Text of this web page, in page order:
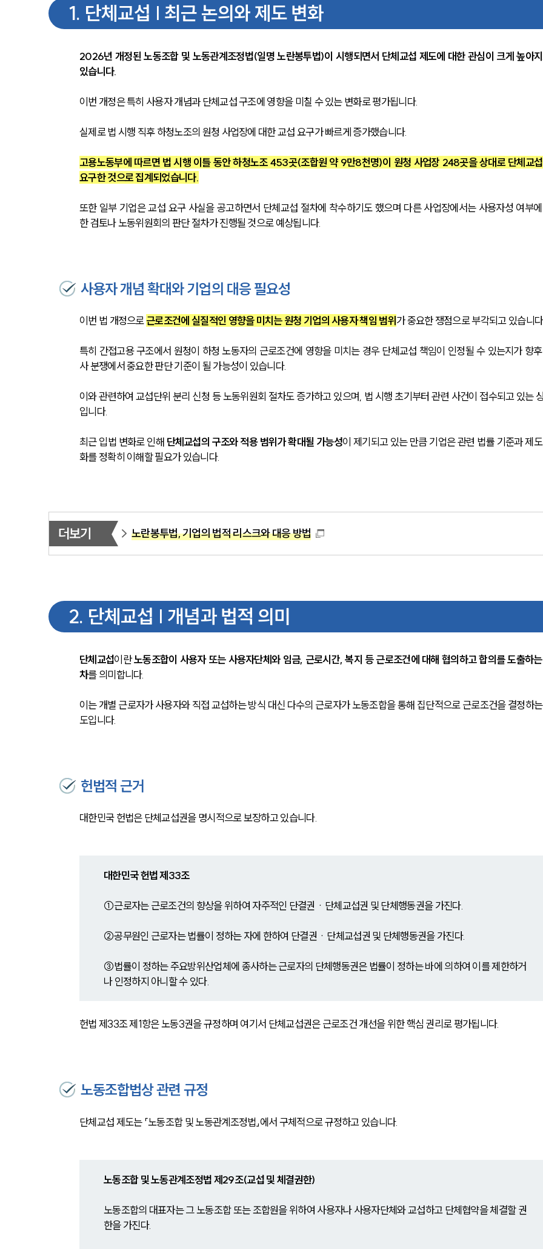
1. 단체교섭 | 최근 논의와 제도 변화
2026년 개정된 노동조합 및 노동관계조정법(일명 노란봉투법)이 시행되면서 단체교섭 제도에 대한 관심이 크게 높아
있습니다.
이번 개정은 특히 사용자 개념과 단체교섭 구조에 영향을 미칠 수 있는 변화로 평가됩니다.
실제로 법 시행 직후 하청노조의 원청 사업장에 대한 교섭 요구가 빠르게 증가했습니다.
고용노동부에 따르면 법 시행 이틀 동안 하청노조 453곳(조합원 약 9만8천명)이 원청 사업장 248곳을 상대로 단체교
요구한 것으로 집계되었습니다.
또한 일부 기업은 교섭 요구 사실을 공고하면서 단체교섭 절차에 착수하기도 했으며 다른 사업장에서는 사용자성 여부
한 검토나 노동위원회의 판단 절차가 진행될 것으로 예상됩니다.
사용자 개념 확대와 기업의 대응 필요성
이번 법 개정으로 근로조건에 실질적인 영향을 미치는 원청 기업의 사용자 책임 범위 가 중요한 쟁점으로 부각되고 있습니다.
특히 간접고용 구조에서 원청이 하청 노동자의 근로조건에 영향을 미치는 경우 단체교섭 책임이 인정될 수 있는지가 향
사 분쟁에서 중요한 판단 기준이 될 가능성이 있습니다.
이와 관련하여 교섭단위 분리 신청 등 노동위원회 절차도 증가하고 있으며, 법 시행 초기부터 관련 사건이 접수되고 있는
입니다.
최근 입법 변화로 인해 단체교섭의 구조와 적용 범위가 확대될 가능성이 제기되고 있는 만큼 기업은 관련 법률 기준과 제
화를 정확히 이해할 필요가 있습니다.
더보기 노란봉투법, 기업의 법적 리스크와 대응 방법
2. 단체교섭 | 개념과 법적 의미
단체교섭이란 노동조합이 사용자 또는 사용자단체와 임금, 근로시간, 복지 등 근로조건에 대해 협의하고 합의를 도출하
차를 의미합니다.
이는 개별 근로자가 사용자와 직접 교섭하는 방식 대신 다수의 근로자가 노동조합을 통해 집단적으로 근로조건을 결정하
도입니다.
헌법적 근거
대한민국 헌법은 단체교섭권을 명시적으로 보장하고 있습니다.
대한민국 헌법 제33조
①근로자는 근로조건의 향상을 위하여 자주적인 단결권ㆍ단체교섭권 및 단체행동권을 가진다.
②공무원인 근로자는 법률이 정하는 자에 한하여 단결권ㆍ단체교섭권 및 단체행동권을 가진다.
③법률이 정하는 주요방위산업체에 종사하는 근로자의 단체행동권은 법률이 정하는 바에 의하여 이를 제한하거
나 인정하지 아니할 수 있다.
헌법 제33조 제1항은 노동3권을 규정하며 여기서 단체교섭권은 근로조건 개선을 위한 핵심 권리로 평가됩니다.
노동조합법상 관련 규정
단체교섭 제도는 「노동조합 및 노동관계조정법」에서 구체적으로 규정하고 있습니다.
노동조합 및 노동관계조정법 제29조(교섭 및 체결권한)
노동조합의 대표자는 그 노동조합 또는 조합원을 위하여 사용자나 사용자단체와 교섭하고 단체협약을 체결할 권
한을 가진다.